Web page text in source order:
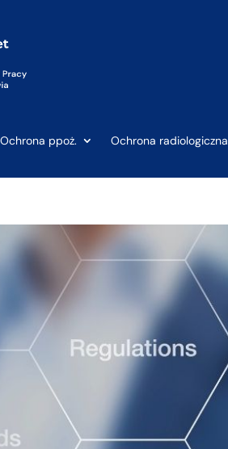
Ochrona ppoż. Ochrona radiologiczna